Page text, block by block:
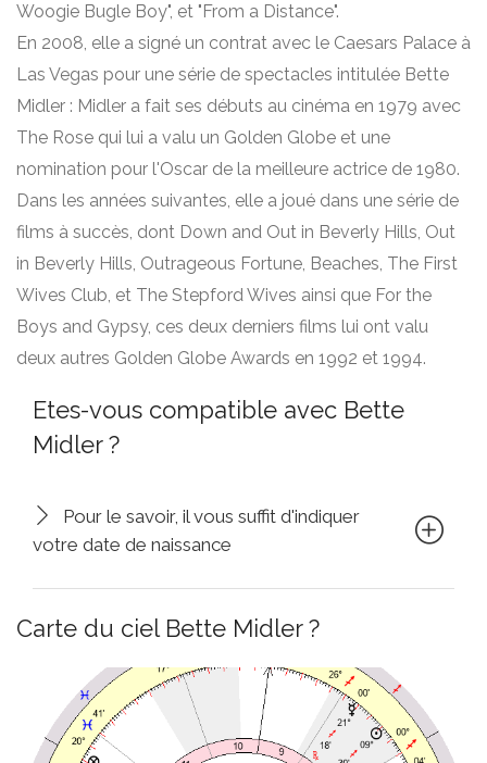
Woogie Bugle Boy", et "From a Distance".
En 2008, elle a signé un contrat avec le Caesars Palace à
Las Vegas pour une série de spectacles intitulée Bette
Midler : Midler a fait ses débuts au cinéma en 1979 avec
The Rose qui lui a valu un Golden Globe et une
nomination pour l'Oscar de la meilleure actrice de 1980.
Dans les années suivantes, elle a joué dans une série de
films à succès, dont Down and Out in Beverly Hills, Out
in Beverly Hills, Outrageous Fortune, Beaches, The First
Wives Club, et The Stepford Wives ainsi que For the
Boys and Gypsy, ces deux derniers films lui ont valu
deux autres Golden Globe Awards en 1992 et 1994.
Etes-vous compatible avec Bette
Midler ?
Pour le savoir, il vous suffit d'indiquer
votre date de naissance
Carte du ciel Bette Midler ?